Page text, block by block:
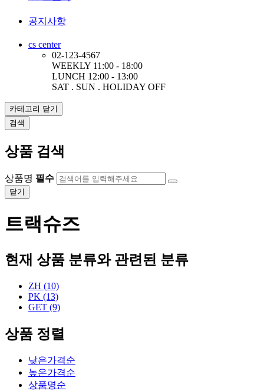
공지사항
cs center
02-123-4567
WEEKLY 11:00 - 18:00
LUNCH 12:00 - 13:00
SAT . SUN . HOLIDAY OFF
카테고리 닫기
검색
상품 검색
상품명 필수
닫기
트랙슈즈
현재 상품 분류와 관련된 분류
ZH (10)
PK (13)
GET (9)
상품 정렬
낮은가격순
높은가격순
상품명순